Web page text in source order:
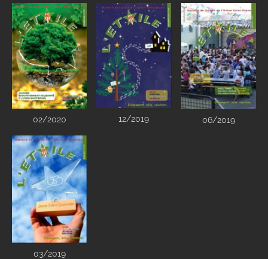
02/2020 12/2019 06/2019
03/2019